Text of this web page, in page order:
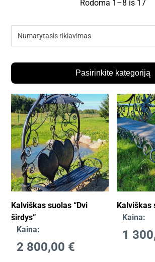
Rodoma 1–8 iš 17
Pasirinkite kategoriją
Kalviškas suolas “Dvi
širdys”
Kaina:
2 800,00 €
Kalviškas
Kaina:
1